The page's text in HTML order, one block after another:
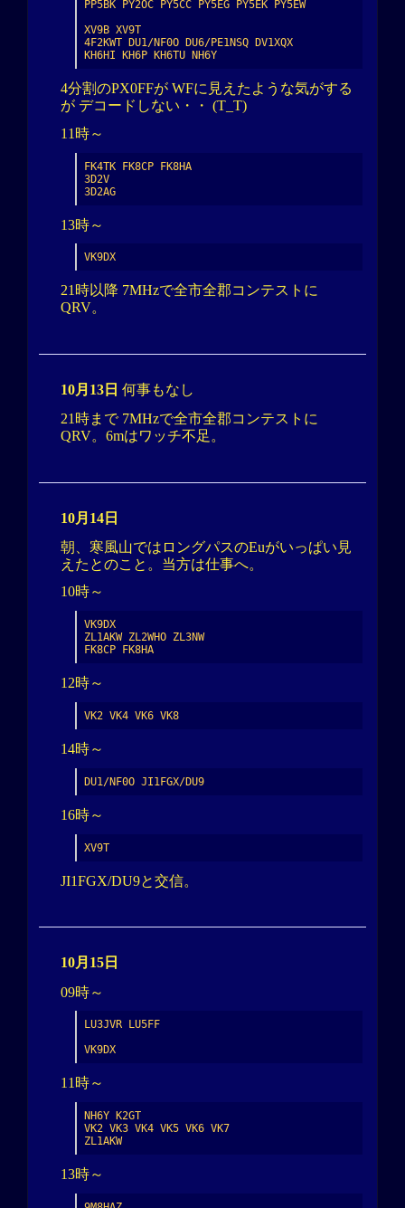
PP5BK PY2OC PY5CC PY5EG PY5EK PY5EW
XV9B XV9T
4F2KWT DU1/NF0O DU6/PE1NSQ DV1XQX
KH6HI KH6P KH6TU NH6Y
4分割のPX0FFが WFに見えたような気がする
が デコードしない・・ (T_T)
11時～
FK4TK FK8CP FK8HA
3D2V
3D2AG
13時～
VK9DX
21時以降 7MHzで全市全郡コンテストに
QRV。
10月13日 何事もなし
21時まで 7MHzで全市全郡コンテストに
QRV。6mはワッチ不足。
10月14日
朝、寒風山ではロングパスのEuがいっぱい見
えたとのこと。当方は仕事へ。
10時～
VK9DX
ZL1AKW ZL2WHO ZL3NW
FK8CP FK8HA
12時～
VK2 VK4 VK6 VK8
14時～
DU1/NF0O JI1FGX/DU9
16時～
XV9T
JI1FGX/DU9と交信。
10月15日
09時～
LU3JVR LU5FF
VK9DX
11時～
NH6Y K2GT
VK2 VK3 VK4 VK5 VK6 VK7
ZL1AKW
13時～